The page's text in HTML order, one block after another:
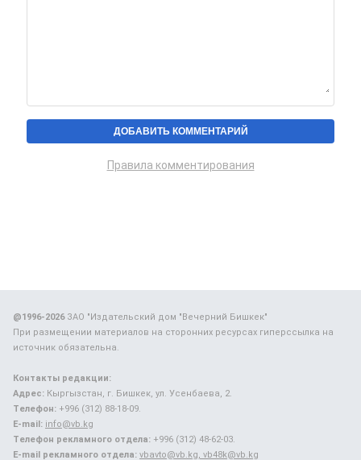
Правила комментирования
@1996-2026ЗАО "Издательский дом "Вечерний Бишкек"
При размещении материалов на сторонних ресурсах гиперссылка на
источник обязательна.
Контакты редакции:
Адрес: Кыргызстан, г. Бишкек, ул. Усенбаева, 2.
Телефон: +996 (312) 88-18-09.
E-mail: info@vb.kg
Телефон рекламного отдела: +996 (312) 48-62-03.
E-mail рекламного отдела: vbavto@vb.kg, vb48k@vb.kg